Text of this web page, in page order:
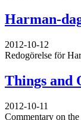
Harman-
2012-10-12
Redogörelse för
Things and
2012-10-11
Commentary on